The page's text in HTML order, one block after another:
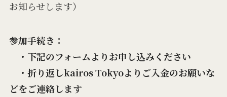
お知らせします）
参加手続き：
・下記のフォームよりお申し込みください
・折り返しkairos Tokyoよりご入金のお願いな
どをご連絡します